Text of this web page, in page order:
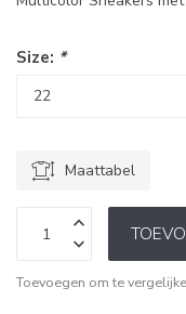
Size: *
Maattabel
Toevoegen om te